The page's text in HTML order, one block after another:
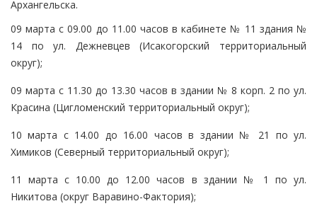
Архангельска.
09 марта с 09.00 до 11.00 часов в кабинете № 11 здания №
14 по ул. Дежневцев (Исакогорский территориальный
округ);
09 марта с 11.30 до 13.30 часов в здании № 8 корп. 2 по ул.
Красина (Цигломенский территориальный округ);
10 марта с 14.00 до 16.00 часов в здании № 21 по ул.
Химиков (Северный территориальный округ);
11 марта с 10.00 до 12.00 часов в здании № 1 по ул.
Никитова (округ Варавино-Фактория);